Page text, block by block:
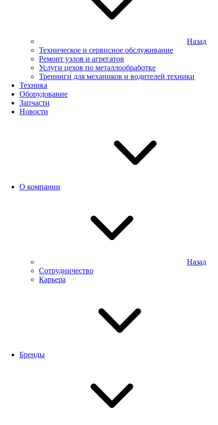
Назад
Техническое и сервисное обслуживание
Ремонт узлов и агрегатов
Услуги цехов по металлообработке
Тренинги для механиков и водителей техники
Техника
Оборудование
Запчасти
Новости
О компании
Назад
Сотрудничество
Карьера
Бренды